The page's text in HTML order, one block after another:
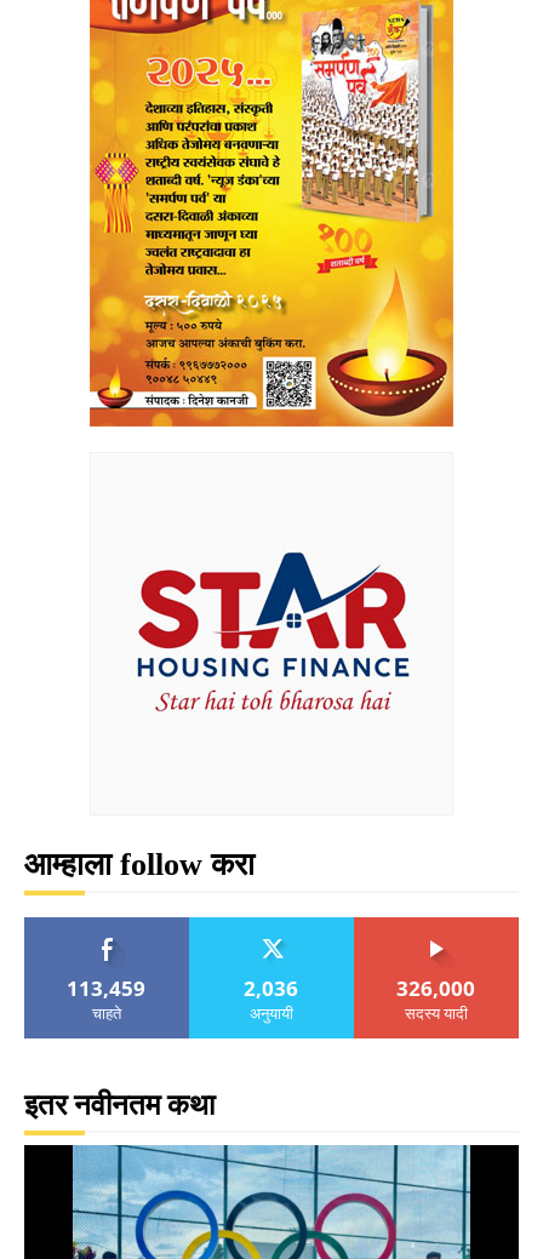
आम्हाला follow करा
113,459
चाहते
2,036
अनुयायी
326,000
सदस्य यादी
इतर नवीनतम कथा